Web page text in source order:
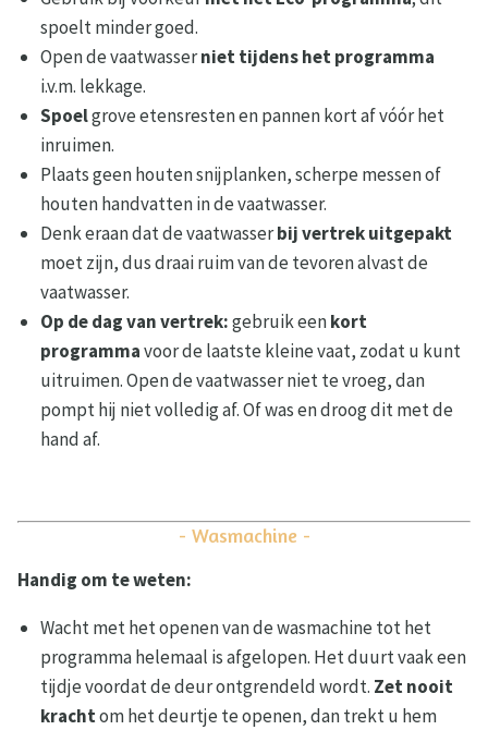
spoelt minder goed.
Open de vaatwasserniet tijdens het programma
i.v.m. lekkage.
Spoelgrove etensresten en pannen kort af vóór het
inruimen.
Plaats geen houten snijplanken, scherpe messen of
houten handvatten in de vaatwasser.
Denk eraan dat de vaatwasserbij vertrek uitgepakt
moet zijn, dus draai ruim van de tevoren alvast de
vaatwasser.
Op de dag van vertrek:gebruik eenkort
programmavoor de laatste kleine vaat, zodat u kunt
uitruimen. Open de vaatwasser niet te vroeg, dan
pompt hij niet volledig af. Of was en droog dit met de
hand af.
- Wasmachine -
Handig om te weten:
Wacht met het openen van de wasmachine tot het
programma helemaal is afgelopen. Het duurt vaak een
tijdje voordat de deur ontgrendeld wordt. Zet nooit
krachtom het deurtje te openen, dan trekt u hem